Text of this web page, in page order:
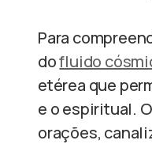
Para
dofluido
etérea que
e o espiritual.
orações,